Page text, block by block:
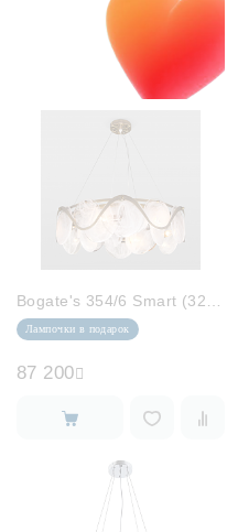
Лампочки в подарок
87 200